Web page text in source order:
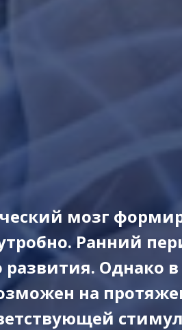
мозг
Ранний
развития. Однако
на